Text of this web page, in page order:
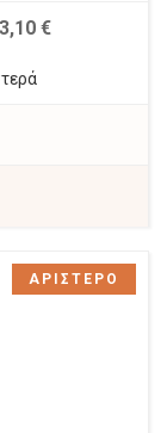
3,10 €
ΑΡΙΣΤΕΡΟ